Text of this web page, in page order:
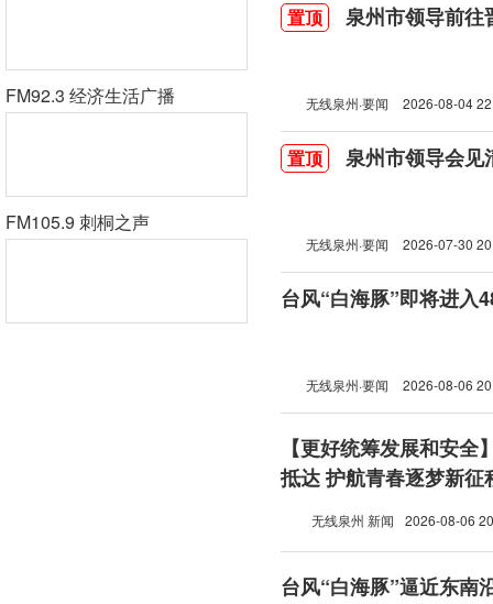
FM92.3 经济生活广播
FM105.9 刺桐之声
置顶 泉州市领导前往
无线泉州·要闻 2026-08-04
置顶 泉州市领导会见
无线泉州·要闻 2026-07-30
台风“白海豚”即将进入
无线泉州·要闻 2026-08-06
【更好统筹发展和安全
抵达 护航青春逐梦新征
无线泉州 新闻 2026-08-06
台风“白海豚”逼近东南